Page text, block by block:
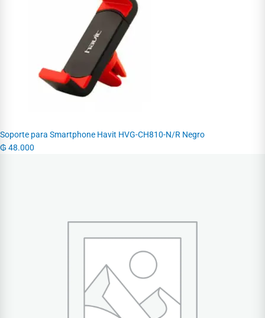
Soporte para Smartphone Havit HVG-CH810-N/R Negro
₲ 48.000